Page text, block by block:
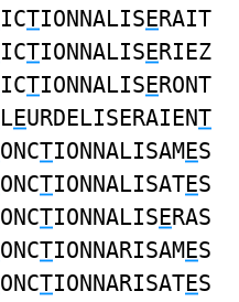
ICTIONNALISERAIT
ICTIONNALISERIEZ
ICTIONNALISERONT
LEURDELISERAIENT
ONCTIONNALISAMES
ONCTIONNALISATES
ONCTIONNALISERAS
ONCTIONNARISAMES
ONCTIONNARISATES